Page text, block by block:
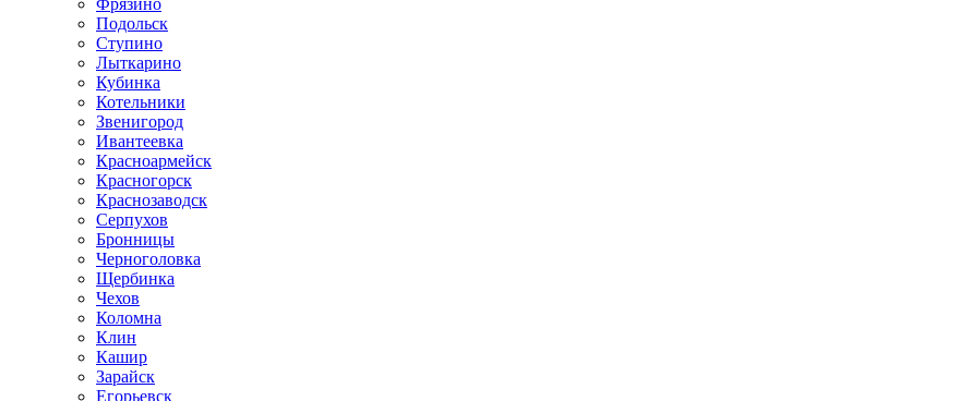
Фрязино
Подольск
Ступино
Лыткарино
Кубинка
Котельники
Звенигород
Ивантеевка
Красноармейск
Красногорск
Краснозаводск
Серпухов
Бронницы
Черноголовка
Щербинка
Чехов
Коломна
Клин
Кашир
Зарайск
Егорьевск